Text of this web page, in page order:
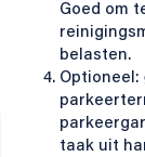
Goed om
belasten.
Optioneel:
taak uit